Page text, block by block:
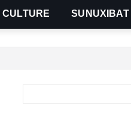
CULTURE SUNUXIBAT